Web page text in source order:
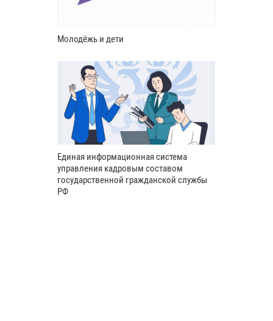
Молодёжь и дети
Единая информационная система
управления кадровым составом
государственной гражданской службы
РФ